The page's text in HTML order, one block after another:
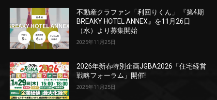
不動産クラファン「利回りくん」 『第4期
BREAKY HOTEL ANNEX』を11月26日
（水）より募集開始
2025年11月25日
2026年新春特別企画JGBA2026「住宅経営
戦略フォーラム」開催!
2025年11月25日